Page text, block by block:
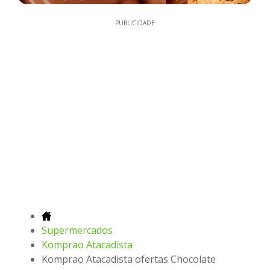
PUBLICIDADE
Supermercados
Komprao Atacadista
Komprao Atacadista ofertas Chocolate